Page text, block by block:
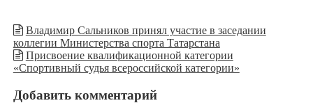
Владимир Сальников принял участие в заседании
коллегии Министерства спорта Татарстана
Присвоение квалификационной категории
«Спортивный судья всероссийской категории»
Добавить комментарий